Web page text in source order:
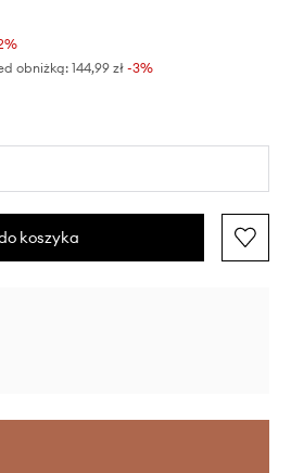
obniżką: 144,99 zł -3%
koszyka